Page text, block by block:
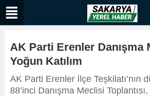
AK Parti Erenler Danışma
Yoğun Katılım
AK Parti Erenler İlçe Teşkilatı’nın
88’inci Danışma Meclisi